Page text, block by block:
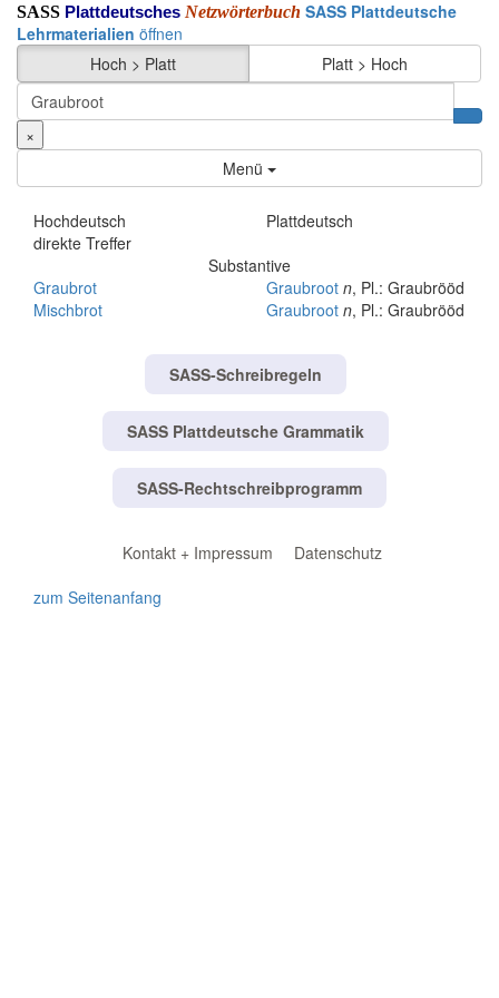
SASS Plattdeutsches Netzwörterbuch SASS Plattdeutsche
Lehrmaterialien öffnen
Hoch > Platt
Platt > Hoch
×
Menü
Hochdeutsch
Plattdeutsch
direkte Treffer
Substantive
Graubrot
Graubroot n, Pl.: Graubrööd
Mischbrot
Graubroot n, Pl.: Graubrööd
SASS-Schreibregeln
SASS Plattdeutsche Grammatik
SASS-Rechtschreibprogramm
Kontakt + Impressum
Datenschutz
zum Seitenanfang